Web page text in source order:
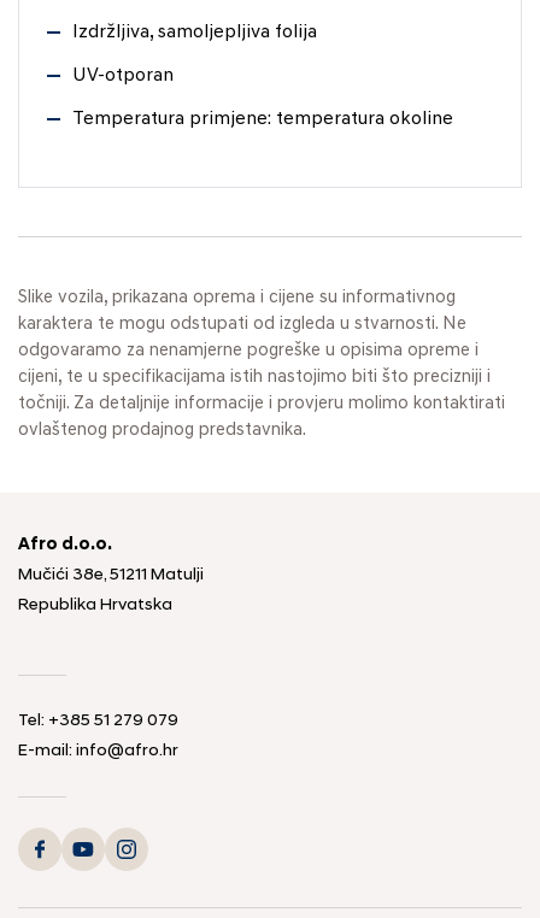
Izdržljiva, samoljepljiva folija
UV-otporan
Temperatura primjene: temperatura okoline
Slike vozila, prikazana oprema i cijene su informativnog
karaktera te mogu odstupati od izgleda u stvarnosti. Ne
odgovaramo za nenamjerne pogreške u opisima opreme i
cijeni, te u specifikacijama istih nastojimo biti što precizniji i
točniji. Za detaljnije informacije i provjeru molimo kontaktirati
ovlaštenog prodajnog predstavnika.
Afro d.o.o.
Mučići 38e, 51211 Matulji
Republika Hrvatska
Tel: +385 51 279 079
E-mail: info@afro.hr